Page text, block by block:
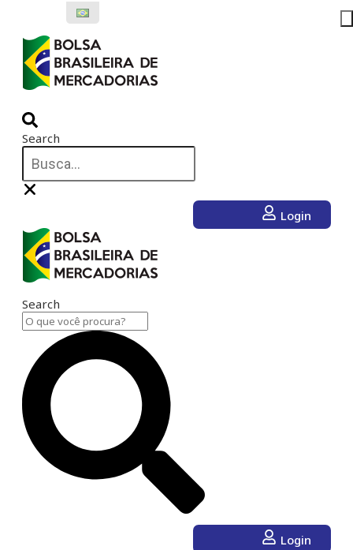
conteúdo
Search
Login
Search
Login